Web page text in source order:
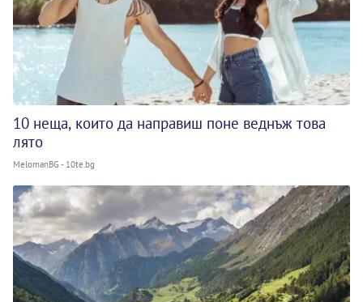
10 неща, които да направиш поне веднъж това
лято
MelomanBG - 10te.bg